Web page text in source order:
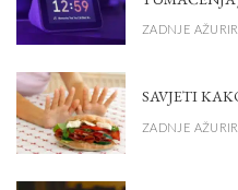
ZADNJE
SAVJETI
ZADNJE